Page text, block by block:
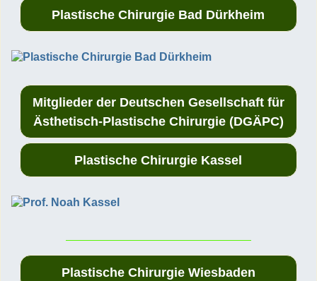
Plastische Chirurgie Bad Dürkheim
Mitglieder der Deutschen Gesellschaft für
Ästhetisch-Plastische Chirurgie (DGÄPC)
Plastische Chirurgie Kassel
Plastische Chirurgie Wiesbaden